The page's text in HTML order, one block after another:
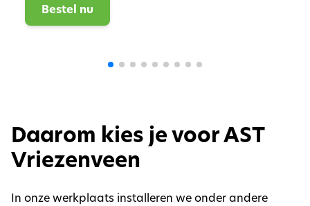
Bestel nu
Daarom kies je voor AST
Vriezenveen
In onze werkplaats installeren we onder andere